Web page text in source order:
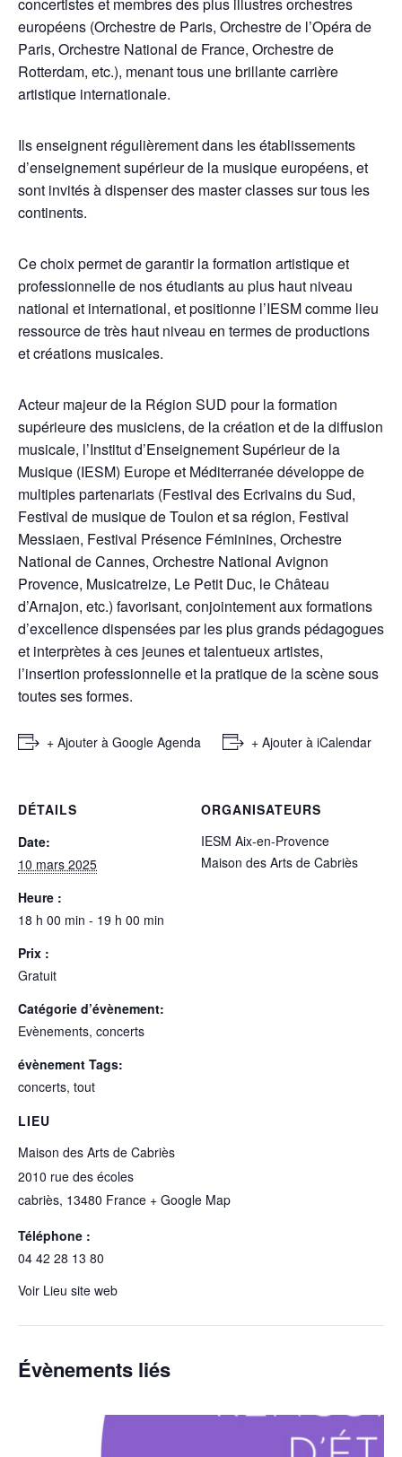
européens (Orchestre de Paris, Orchestre de l’Opéra de
Paris, Orchestre National de France, Orchestre de
Rotterdam, etc.), menant tous une brillante carrière
artistique internationale.
Ils enseignent régulièrement dans les établissements
d’enseignement supérieur de la musique européens, et
sont invités à dispenser des master classes sur tous les
continents.
Ce choix permet de garantir la formation artistique et
professionnelle de nos étudiants au plus haut niveau
national et international, et positionne l’IESM comme lieu
ressource de très haut niveau en termes de productions
et créations musicales.
Acteur majeur de la Région SUD pour la formation
supérieure des musiciens, de la création et de la diffusion
musicale, l’Institut d’Enseignement Supérieur de la
Musique (IESM) Europe et Méditerranée développe de
multiples partenariats (Festival des Ecrivains du Sud,
Festival de musique de Toulon et sa région, Festival
Messiaen, Festival Présence Féminines, Orchestre
National de Cannes, Orchestre National Avignon
Provence, Musicatreize, Le Petit Duc, le Château
d’Arnajon, etc.) favorisant, conjointement aux formations
d’excellence dispensées par les plus grands pédagogues
et interprètes à ces jeunes et talentueux artistes,
l’insertion professionnelle et la pratique de la scène sous
toutes ses formes.
+ Ajouter à Google Agenda + Ajouter à iCalendar
DÉTAILS
Date:
10 mars 2025
Heure :
18 h 00 min - 19 h 00 min
Prix :
Gratuit
Catégorie d’évènement:
Evènements, concerts
évènement Tags:
concerts, tout
LIEU
Maison des Arts de Cabriès
2010 rue des écoles
cabriès, 13480 France + Google Map
Téléphone :
04 42 28 13 80
Voir Lieu site web
ORGANISATEURS
IESM Aix-en-Provence
Maison des Arts de Cabriès
Évènements liés